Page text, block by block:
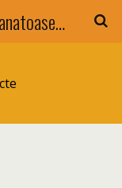
Ce mai mancam? - Retete sanatoase si nu numai !